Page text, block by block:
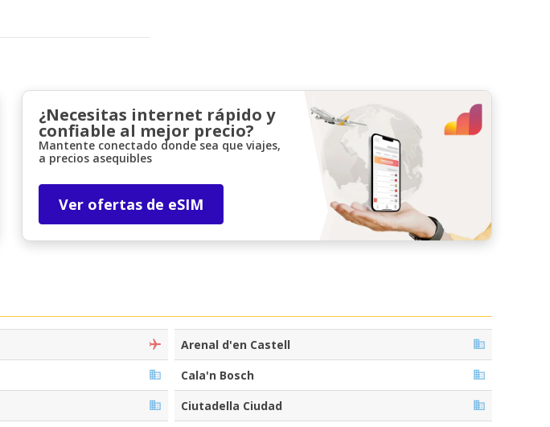
¿Necesitas internet rápido y
confiable al mejor precio?
Mantente conectado donde sea que viajes,
a precios asequibles
Ver ofertas de eSIM
Arenal d'en Castell
Cala'n Bosch
Ciutadella Ciudad
de nuestros
con eLink